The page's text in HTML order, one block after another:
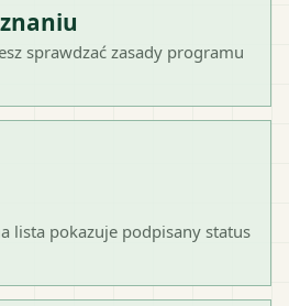
sprawdzać zasady programu
lista pokazuje podpisany status